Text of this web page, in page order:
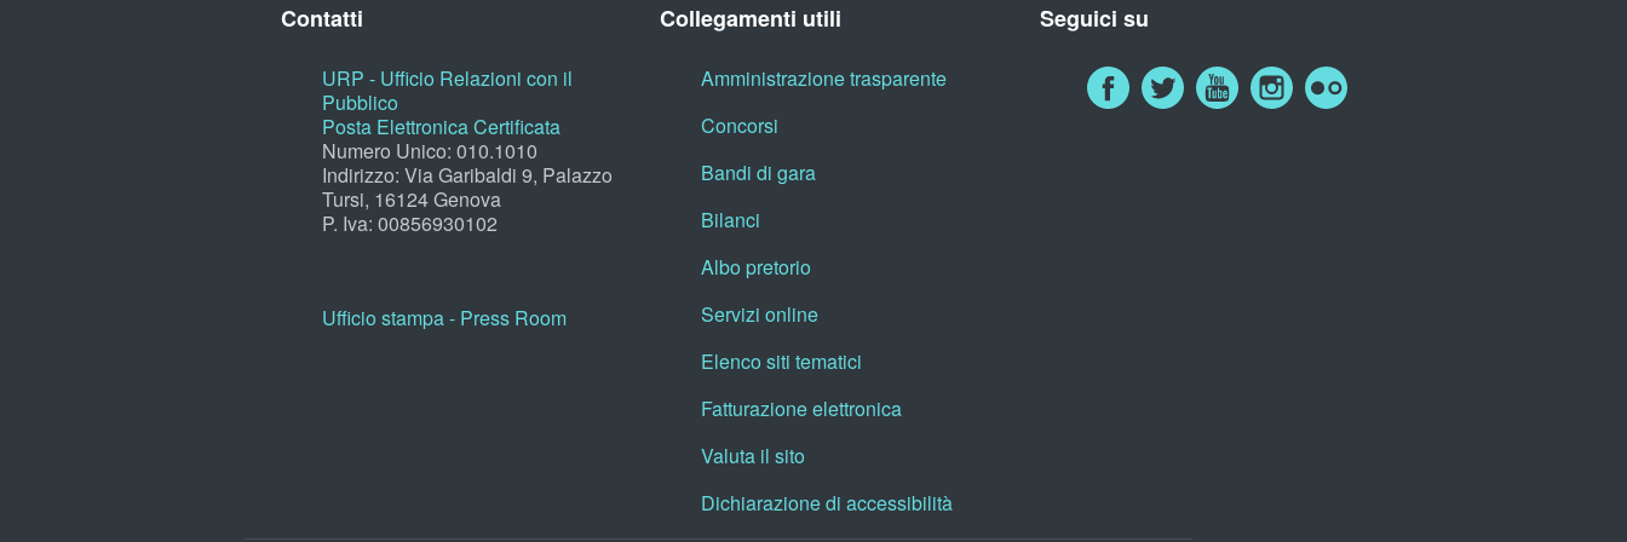
Contatti
URP - Ufficio Relazioni con il
Pubblico
Posta Elettronica Certificata
Numero Unico: 010.1010
Indirizzo: Via Garibaldi 9, Palazzo
Tursi, 16124 Genova
P. Iva: 00856930102
Ufficio stampa - Press Room
Collegamenti utili
Amministrazione trasparente
Concorsi
Bandi di gara
Bilanci
Albo pretorio
Servizi online
Elenco siti tematici
Fatturazione elettronica
Valuta il sito
Dichiarazione di accessibilità
Seguici su